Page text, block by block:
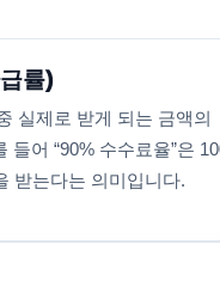
률)
실제로 받게 되는 금액의
들어 “90% 수수료율”은
받는다는 의미입니다.